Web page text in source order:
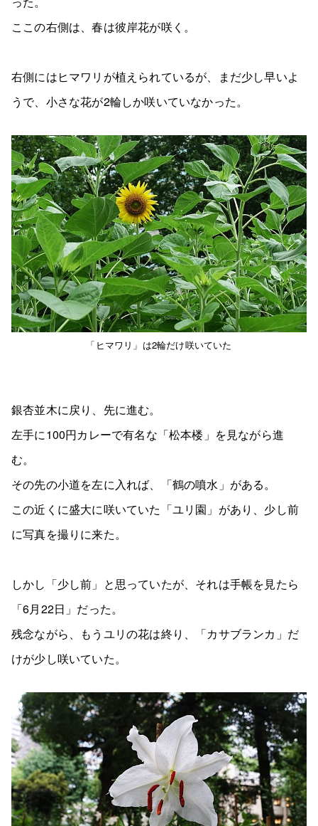
ここの右側は、春は彼岸花が咲く。
右側にはヒマワリが植えられているが、まだ少し早いよ
うで、小さな花が2輪しか咲いていなかった。
「ヒマワリ」は2輪だけ咲いていた
銀杏並木に戻り、先に進む。
左手に100円カレーで有名な「松本楼」を見ながら進
む。
その先の小道を左に入れば、「鶴の噴水」がある。
この近くに盛大に咲いていた「ユリ園」があり、少し前
に写真を撮りに来た。
しかし「少し前」と思っていたが、それは手帳を見たら
「6月22日」だった。
残念ながら、もうユリの花は終り、「カサブランカ」だ
けが少し咲いていた。